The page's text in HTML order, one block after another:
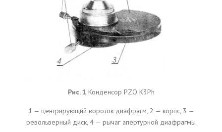
Рис. 1 Конденсор PZO K3Ph
1 — центрирующий вороток диафрагм, 2 — корпc, 3 —
револьверный диск, 4 — рычаг апертурной диафрагмы